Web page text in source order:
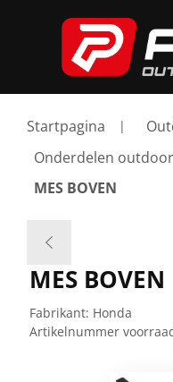
Startpagina
Onderdelen outdoor
MES BOVEN
MES BOVEN
Fabrikant: Honda
Artikelnummer